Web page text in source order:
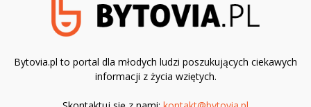
Bytovia.pl to portal dla młodych ludzi poszukujących ciekawych
informacji z życia wziętych.